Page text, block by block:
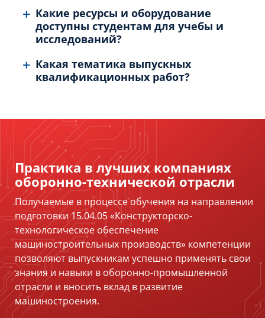
Какие ресурсы и оборудование
доступны студентам для учебы и
исследований?
Какая тематика выпускных
квалификационных работ?
Практика в лучших компаниях
оборонно-технической отрасли
Получаемые в процессе обучения на направлении
подготовки 15.04.05 «Конструкторско-
технологическое обеспечение
машиностроительных производств» компетенции
позволяют выпускникам успешно применять свои
знания и навыки в оборонно-промышленной
отрасли и вносить вклад в развитие
машиностроения.